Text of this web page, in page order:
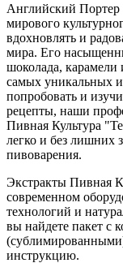
Английский Портер
мирового
вдохновлять и
мира. Его
шоколада, карамели
самых уникальных
попробовать и
рецепты, наши
Пивная Культура
легко и без лишних
пивоварения.
Экстракты Пивная
современном
технологий и
вы найдете пакет с
инструкцию.